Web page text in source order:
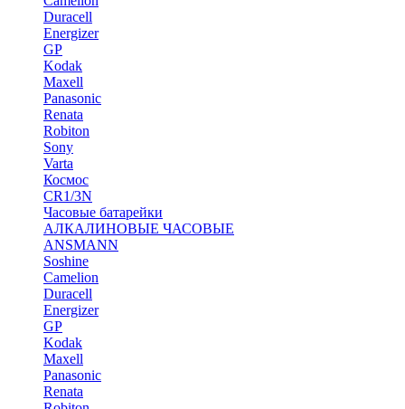
Duracell
Energizer
GP
Kodak
Maxell
Panasonic
Renata
Robiton
Sony
Varta
Космос
CR1/3N
Часовые батарейки
АЛКАЛИНОВЫЕ ЧАСОВЫЕ
ANSMANN
Soshine
Camelion
Duracell
Energizer
GP
Kodak
Maxell
Panasonic
Renata